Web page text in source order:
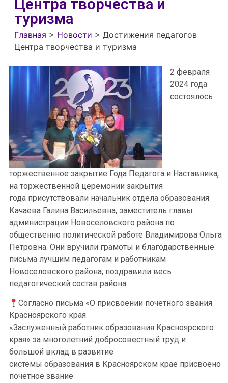
Центра творчества и
туризма
Главная > Новости > Достижения педагогов
Центра творчества и туризма
2 февраля
2024 года
состоялось
торжественное закрытие Года Педагога и Наставника,
на торжественной церемонии закрытия
года присутствовали начальник отдела образования
Качаева Галина Васильевна, заместитель главы
администрации Новоселовского района по
общественно политической работе Владимирова Ольга
Петровна. Они вручили грамоты и благодарственные
письма лучшим педагогам и работникам
Новоселовского района, поздравили весь
педагогический состав района.
Согласно письма «О присвоении почетного звания
Красноярского края
«Заслуженный работник образования Красноярского
края» за многолетний добросовестный труд и
большой вклад в развитие
системы образования в Красноярском крае присвоено
почетное звание